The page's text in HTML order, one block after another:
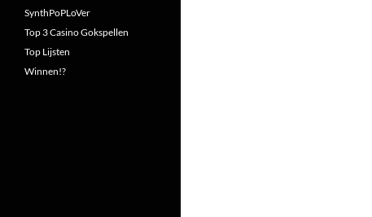
SynthPoPLoVer
Top 3 Casino Gokspellen
Top Lijsten
Winnen!?